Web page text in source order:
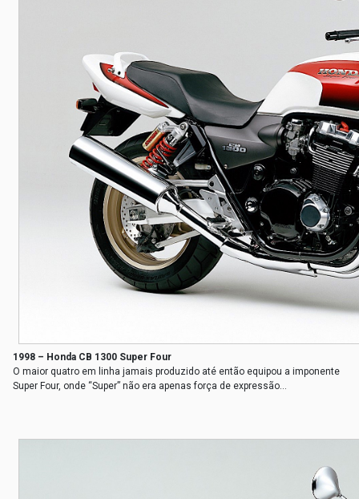
1998 – Honda CB 1300 Super Four
O maior quatro em linha jamais produzido até então equipou a imponente
Super Four, onde “Super” não era apenas força de expressão...